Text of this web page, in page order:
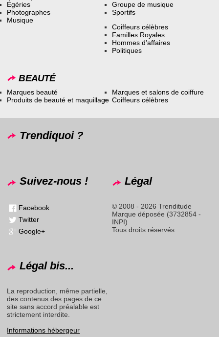
Égéries
Photographes
Musique
Groupe de musique
Sportifs
Coiffeurs célèbres
Familles Royales
Hommes d’affaires
Politiques
BEAUTÉ
Marques beauté
Produits de beauté et maquillage
Marques et salons de coiffure
Coiffeurs célèbres
Trendiquoi ?
Suivez-nous !
Facebook
Twitter
Google+
Légal
© 2008 - 2026 Trenditude
Marque déposée (3732854 -
INPI)
Tous droits réservés
Légal bis...
La reproduction, même partielle,
des contenus des pages de ce
site sans accord préalable est
strictement interdite.
Informations hébergeur